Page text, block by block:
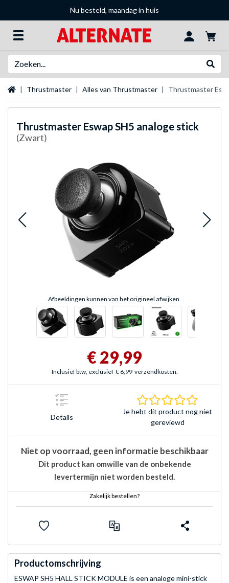
Nu besteld, maandag in huis
StartpaginaThrustmaster Alles van Thrustmaster Thrustmaster
Thrustmaster Eswap SH5 analoge stick
(Zwart)
Afbeeldingen kunnen van het origineel afwijken.
€ 29,99
Inclusief btw, exclusief € 6,99 verzendkosten.
Details
Je hebt dit product nog niet
gereviewd
Niet op voorraad, geen informatie beschikbaar
Dit product kan omwille van de onbekende
levertermijn niet worden besteld.
Zakelijk bestellen?
Productomschrijving
ESWAP SH5 HALL STICK MODULE is een analoge mini-stick